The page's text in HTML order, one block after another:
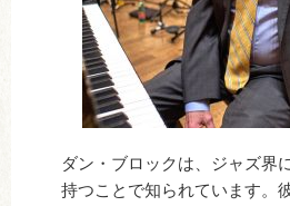
ダン・ブロックは、ジャズ界
持つことで知られています。